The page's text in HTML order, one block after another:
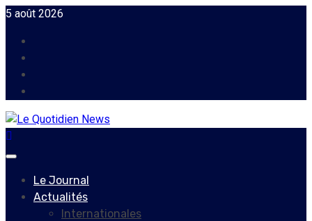
Skip
content
5 août 2026
Primary
Le Journal
Actualités
Internationales